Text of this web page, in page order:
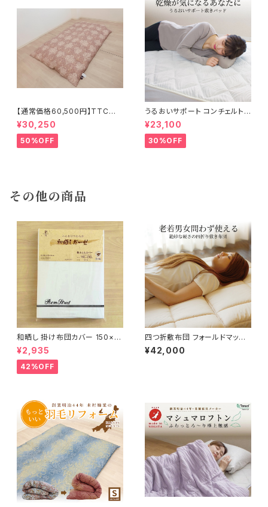
【通常価格60,500円】TTC立
体 羽毛ふとん ダウン85％ 1.2k
g 150×210cm
¥30,250
50%OFF
うるおいサポート コンチェルトプ
ラス敷きパッド 100×200cm
¥23,100
30%OFF
その他の商品
和晒し 掛け布団カバー 150×21
0cm
¥2,935
42%OFF
四つ折敷布団 フォールドマット
ン ミディアムソフト
¥42,000